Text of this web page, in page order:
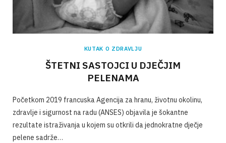
KUTAK O ZDRAVLJU
ŠTETNI SASTOJCI U DJEČJIM
PELENAMA
Početkom 2019 francuska Agencija za hranu, životnu okolinu,
zdravlje i sigurnost na radu (ANSES) objavila je šokantne
rezultate istraživanja u kojem su otkrili da jednokratne dječje
pelene sadrže…